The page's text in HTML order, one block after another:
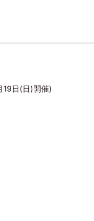
日(日)開催)